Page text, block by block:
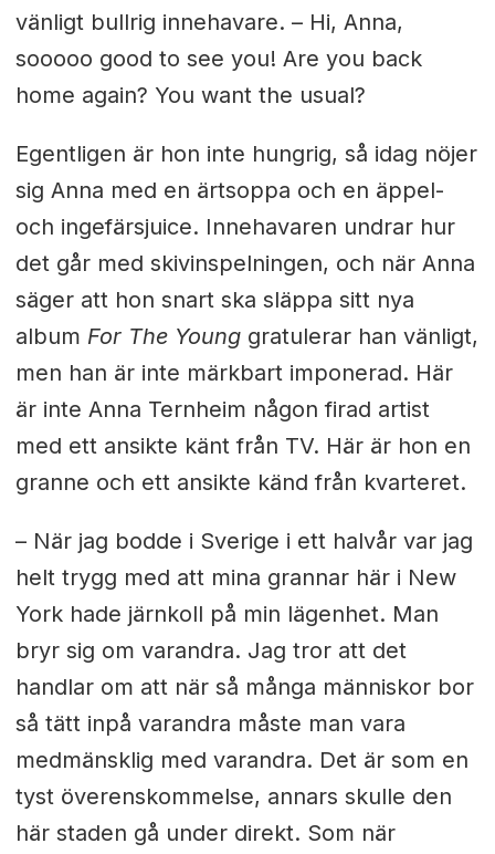
vänligt bullrig innehavare. – Hi, Anna,
sooooo good to see you! Are you back
home again? You want the usual?
Egentligen är hon inte hungrig, så idag nöjer
sig Anna med en ärtsoppa och en äppel-
och ingefärsjuice. Innehavaren undrar hur
det går med skivinspelningen, och när Anna
säger att hon snart ska släppa sitt nya
album For The Younggratulerar han vänligt,
men han är inte märkbart imponerad. Här
är inte Anna Ternheim någon firad artist
med ett ansikte känt från TV. Här är hon en
granne och ett ansikte känd från kvarteret.
– När jag bodde i Sverige i ett halvår var jag
helt trygg med att mina grannar här i New
York hade järnkoll på min lägenhet. Man
bryr sig om varandra. Jag tror att det
handlar om att när så många människor bor
så tätt inpå varandra måste man vara
medmänsklig med varandra. Det är som en
tyst överenskommelse, annars skulle den
här staden gå under direkt. Som när